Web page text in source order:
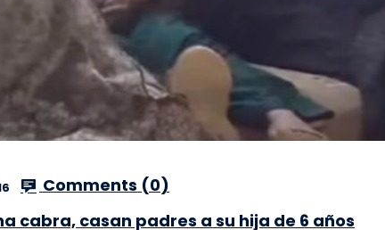
Comments (0)
cabra, casan padres a su hija de 6 años